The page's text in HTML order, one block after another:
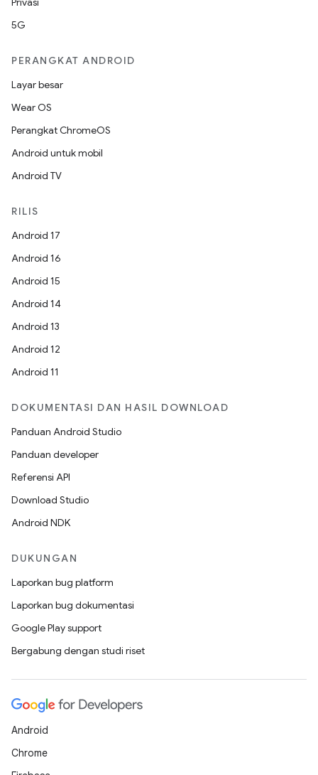
5G
PERANGKAT ANDROID
Layar besar
Wear OS
Perangkat ChromeOS
Android untuk mobil
Android TV
RILIS
Android 17
Android 16
Android 15
Android 14
Android 13
Android 12
Android 11
DOKUMENTASI DAN HASIL DOWNLOAD
Panduan Android Studio
Panduan developer
Referensi API
Download Studio
Android NDK
DUKUNGAN
Laporkan bug platform
Laporkan bug dokumentasi
Google Play support
Bergabung dengan studi riset
Android
Chrome